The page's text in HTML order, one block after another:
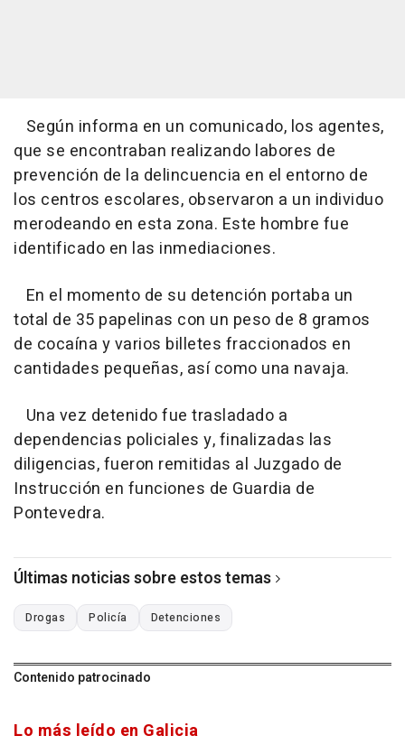
Según informa en un comunicado, los agentes,
que se encontraban realizando labores de
prevención de la delincuencia en el entorno de
los centros escolares, observaron a un individuo
merodeando en esta zona. Este hombre fue
identificado en las inmediaciones.
En el momento de su detención portaba un
total de 35 papelinas con un peso de 8 gramos
de cocaína y varios billetes fraccionados en
cantidades pequeñas, así como una navaja.
Una vez detenido fue trasladado a
dependencias policiales y, finalizadas las
diligencias, fueron remitidas al Juzgado de
Instrucción en funciones de Guardia de
Pontevedra.
Últimas noticias sobre estos temas
Drogas Policía Detenciones
Contenido patrocinado
Lo más leído en Galicia